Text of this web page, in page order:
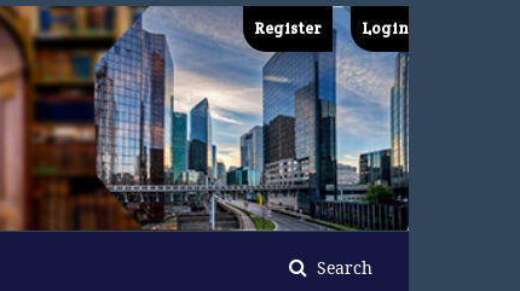
Search
Register Login